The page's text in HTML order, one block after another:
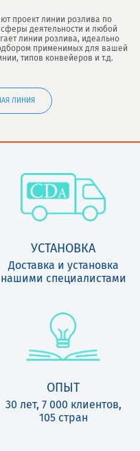
проект линии розлива по
деятельности и любой
линии розлива, идеально
применимых для вашей
типов конвейеров и т.д.
ЛИНИЯ
УСТАНОВКА
Доставка и установка
нашими специалистами
ОПЫТ
30 лет, 7 000 клиентов,
105 стран